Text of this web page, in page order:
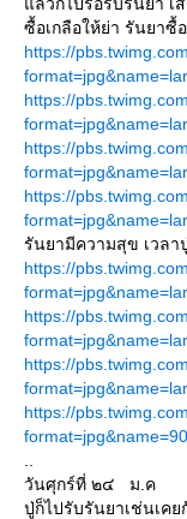
ซื้อเกลือให้ย่า รันยาซื้
https://
https://
https://
https://
รันยามีความสุข เวลา
https://
https://
https://
https://
วันศุกร์ที่ ๒๔ ม.ค
ปู่ก็ไปรับรันยาเช่นเคย